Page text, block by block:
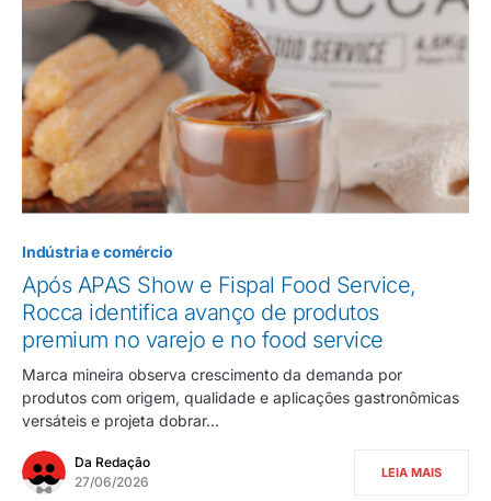
Indústria e comércio
Após APAS Show e Fispal Food Service,
Rocca identifica avanço de produtos
premium no varejo e no food service
Marca mineira observa crescimento da demanda por
produtos com origem, qualidade e aplicações gastronômicas
versáteis e projeta dobrar…
Da Redação
27/06/2026
LEIA MAIS